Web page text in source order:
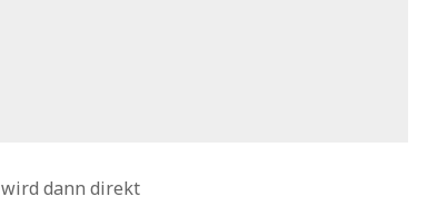
wird dann direkt